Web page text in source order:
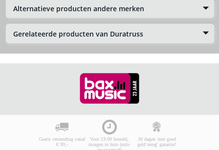
Alternatieve producten andere merken
Gerelateerde producten van Duratruss
Gratis verzending vanaf
€ 99,-
Voor 23:00 besteld,
morgen in huis (mits
30 dagen 'niet goed
geld terug' garantie!